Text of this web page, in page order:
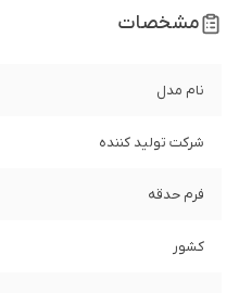
مشخصات
نام مدل
شرکت تولید کننده
فرم حدقه
کشور